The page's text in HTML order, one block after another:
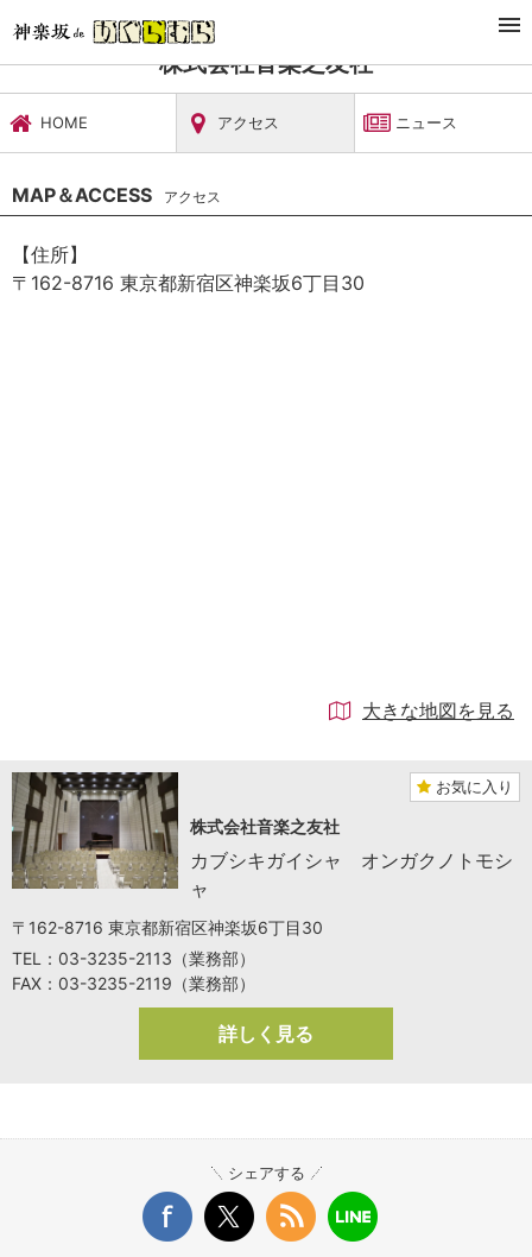
文化施設・ギャラリー
株式会社音楽之友社
HOME アクセス ニュース
MAP＆ACCESS アクセス
【住所】
〒162-8716 東京都新宿区神楽坂6丁目30
大きな地図を見る
お気に入り
株式会社音楽之友社
カブシキガイシャ オンガクノトモシ
ャ
〒162-8716 東京都新宿区神楽坂6丁目30
TEL：03-3235-2113（業務部）
FAX：03-3235-2119（業務部）
詳しく見る
シェアする